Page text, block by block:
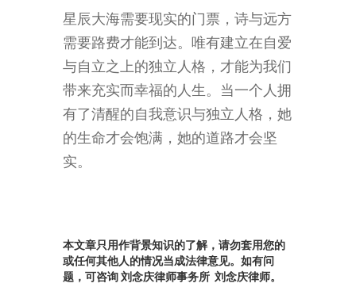
星辰大海需要现实的门票，诗与远方
需要路费才能到达。唯有建立在自爱
与自立之上的独立人格，才能为我们
带来充实而幸福的人生。当一个人拥
有了清醒的自我意识与独立人格，她
的生命才会饱满，她的道路才会坚
实。
本文章只用作背景知识的了解，请勿套用您的
或任何其他人的情况当成法律意见。如有问
题，可咨询 刘念庆律师事务所 刘念庆律师。